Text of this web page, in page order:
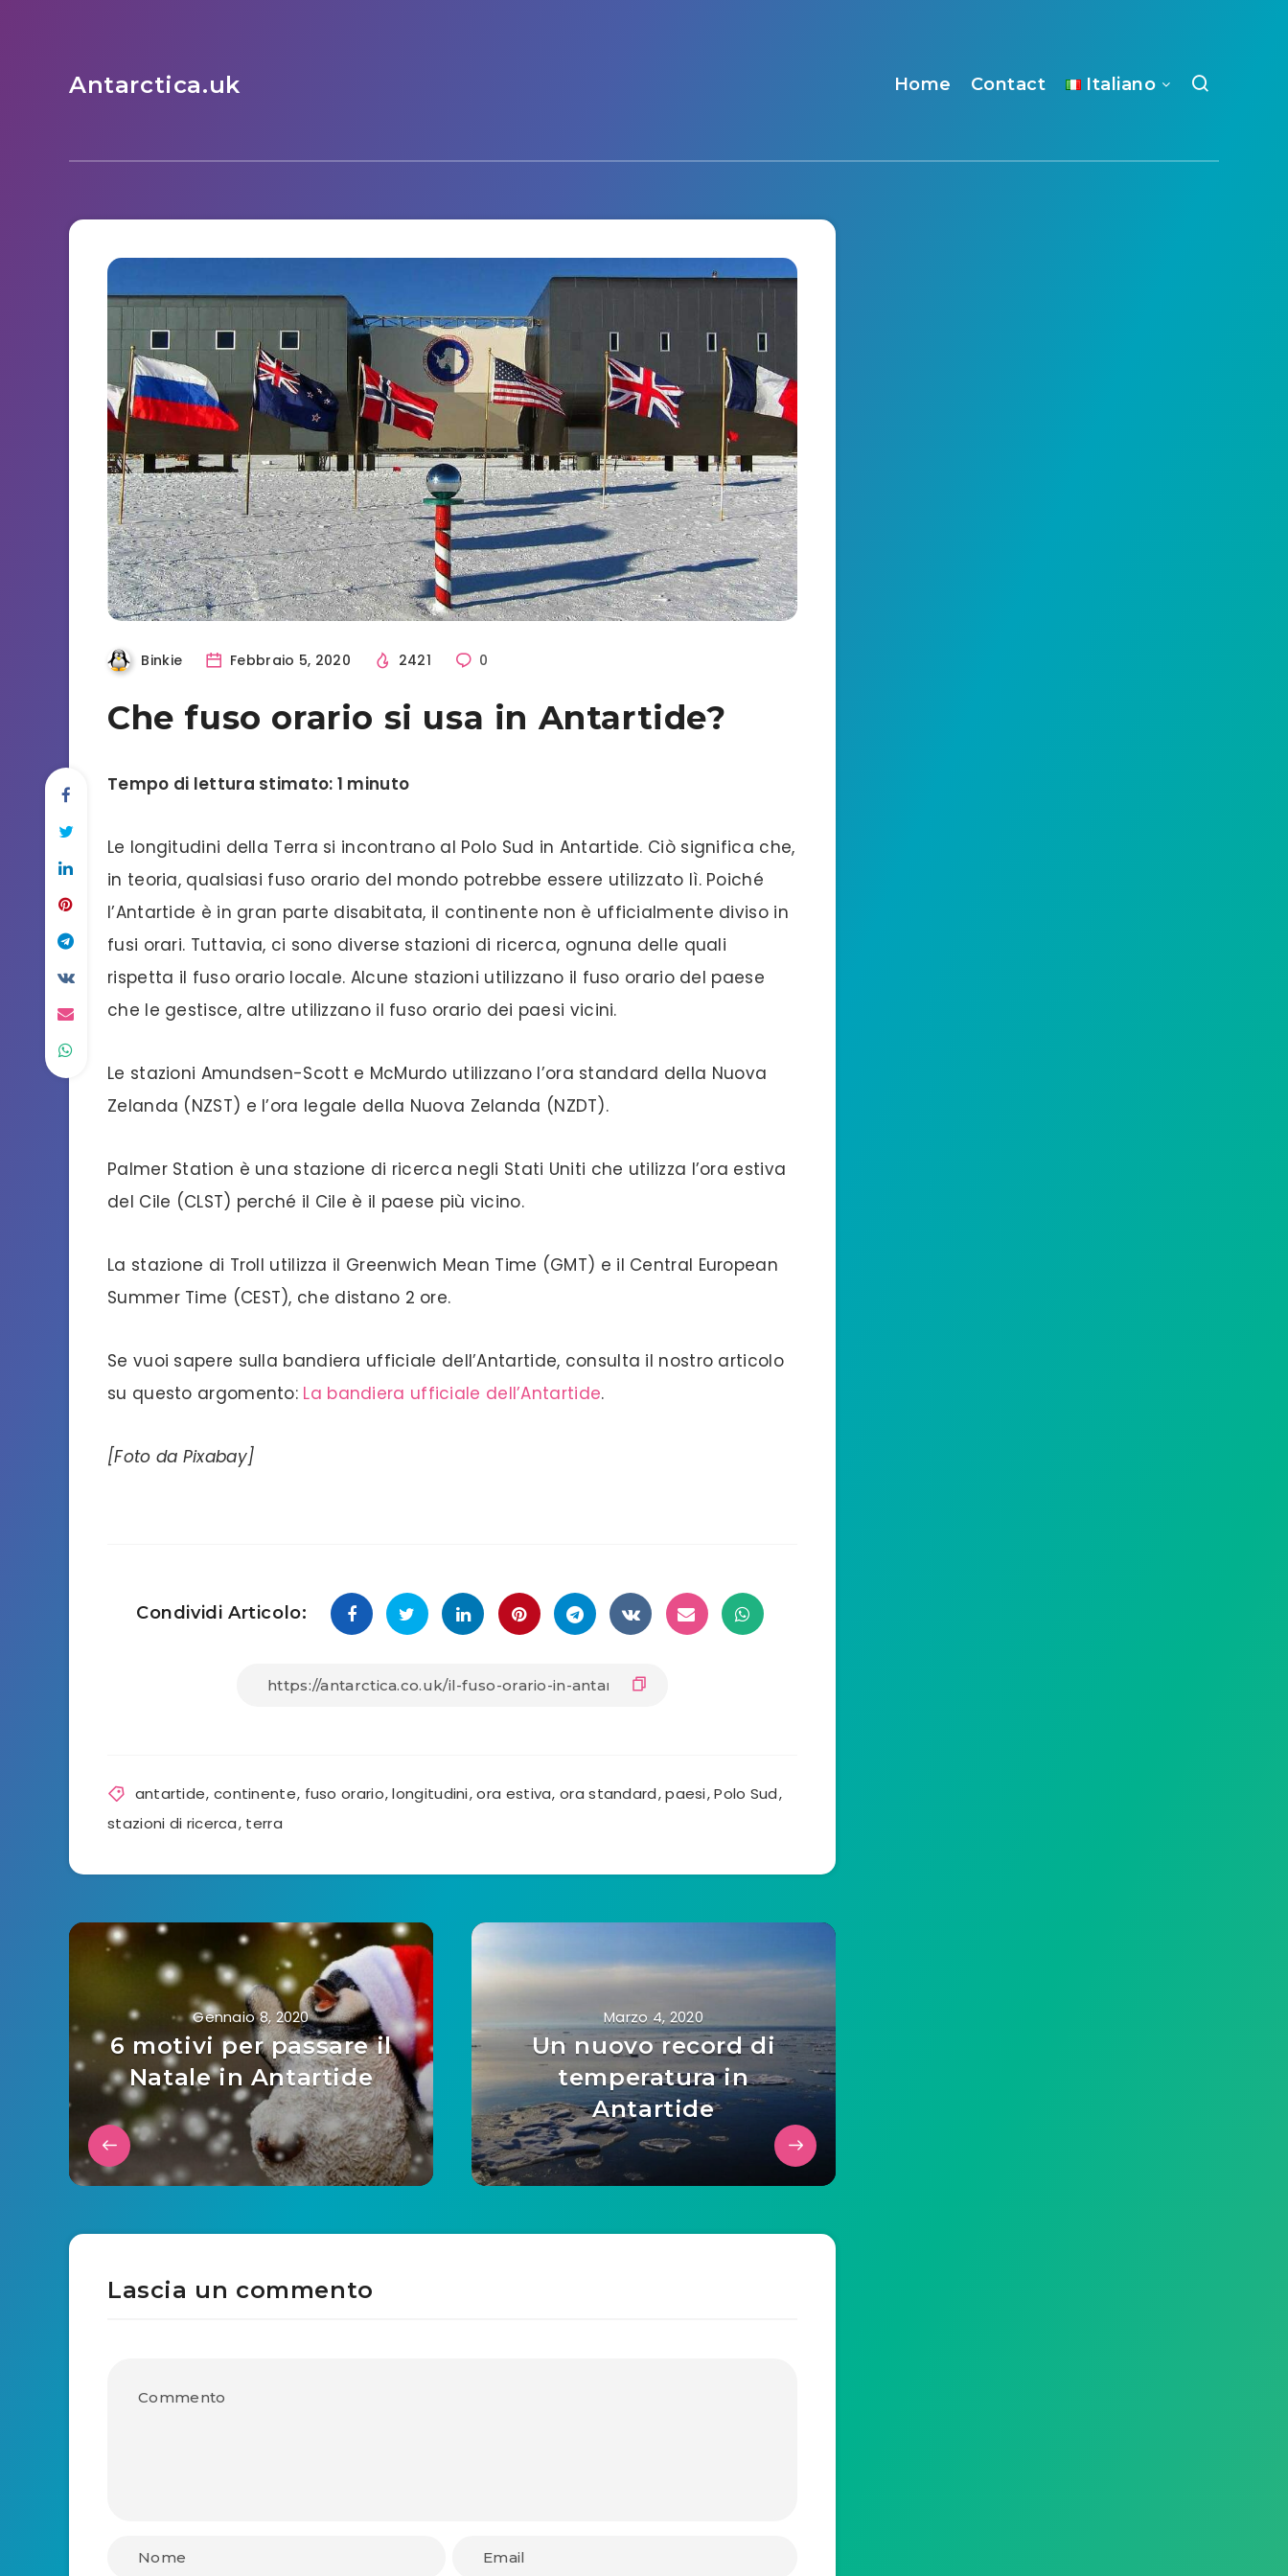
Antarctica.uk Home Contact Italiano
Binkie Febbraio 5, 2020 2421 0
Che fuso orario si usa in Antartide?
Tempo di lettura stimato: 1 minuto
Le longitudini della Terra si incontrano al Polo Sud in Antartide. Ciò significa che,
in teoria, qualsiasi fuso orario del mondo potrebbe essere utilizzato lì. Poiché
l’Antartide è in gran parte disabitata, il continente non è ufficialmente diviso in
fusi orari. Tuttavia, ci sono diverse stazioni di ricerca, ognuna delle quali
rispetta il fuso orario locale. Alcune stazioni utilizzano il fuso orario del paese
che le gestisce, altre utilizzano il fuso orario dei paesi vicini.
Le stazioni Amundsen-Scott e McMurdo utilizzano l’ora standard della Nuova
Zelanda (NZST) e l’ora legale della Nuova Zelanda (NZDT).
Palmer Station è una stazione di ricerca negli Stati Uniti che utilizza l’ora estiva
del Cile (CLST) perché il Cile è il paese più vicino.
La stazione di Troll utilizza il Greenwich Mean Time (GMT) e il Central European
Summer Time (CEST), che distano 2 ore.
Se vuoi sapere sulla bandiera ufficiale dell’Antartide, consulta il nostro articolo
su questo argomento: La bandiera ufficiale dell’Antartide.
[Foto da Pixabay]
Condividi Articolo:
antartide, continente, fuso orario,longitudini,ora estiva,ora standard,paesi,Polo Sud,
stazioni di ricerca, terra
Gennaio 8, 2020
6 motivi per passare il
Natale in Antartide
Marzo 4, 2020
Un nuovo record di
temperatura in
Antartide
Lascia un commento